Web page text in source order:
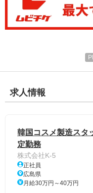
求人情報
韓国コスメ製造スタ
定勤務
株式会社K-5
正社員
広島県
月給30万円～40万円